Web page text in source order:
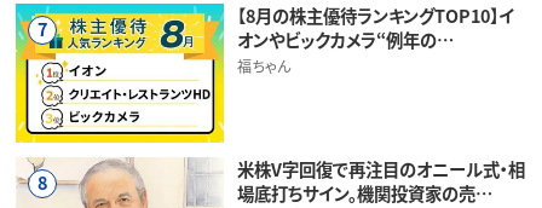
7
【8月の株主優待ランキングTOP10】イ
オンやビックカメラ“例年の…
福ちゃん
8
米株V字回復で再注目のオニール式・相
場底打ちサイン。機関投資家の売…